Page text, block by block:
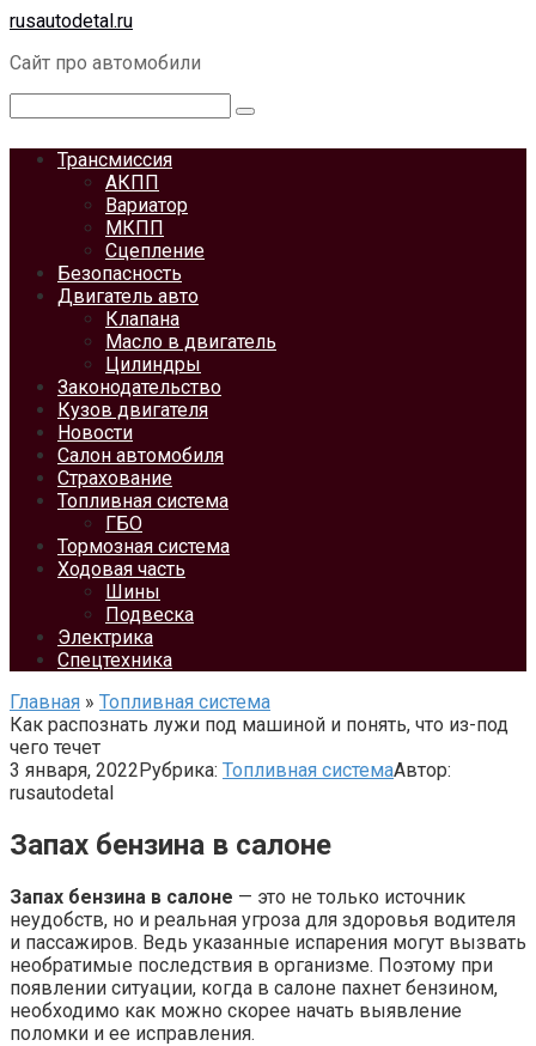
Перейти
контенту
rusautodetal.ru
Сайт про автомобили
Трансмиссия
АКПП
Вариатор
МКПП
Сцепление
Безопасность
Двигатель авто
Клапана
Масло в двигатель
Цилиндры
Законодательство
Кузов двигателя
Новости
Салон автомобиля
Страхование
Топливная система
ГБО
Тормозная система
Ходовая часть
Шины
Подвеска
Электрика
Спецтехника
Главная » Топливная система
Как распознать лужи под машиной и понять, что из-под
чего течет
3 января, 2022Рубрика: Топливная системаАвтор:
rusautodetal
Запах бензина в салоне
Запах бензина в салоне — это не только источник
неудобств, но и реальная угроза для здоровья водителя
и пассажиров. Ведь указанные испарения могут вызвать
необратимые последствия в организме. Поэтому при
появлении ситуации, когда в салоне пахнет бензином,
необходимо как можно скорее начать выявление
поломки и ее исправления.